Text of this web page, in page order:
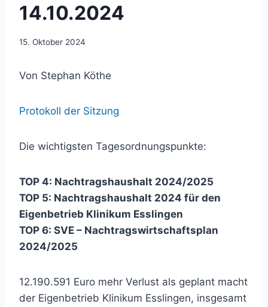
14.10.2024
15. Oktober 2024
Von Stephan Köthe
Protokoll der Sitzung
Die wichtigsten Tagesordnungspunkte:
TOP 4: Nachtragshaushalt 2024/2025
TOP 5: Nachtragshaushalt 2024 für den
Eigenbetrieb Klinikum Esslingen
TOP 6: SVE – Nachtragswirtschaftsplan
2024/2025
12.190.591 Euro mehr Verlust als geplant macht
der Eigenbetrieb Klinikum Esslingen, insgesamt